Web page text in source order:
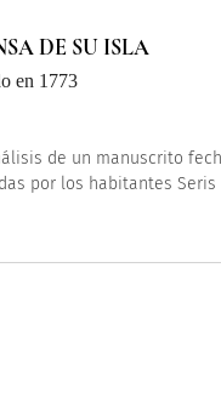
DE SU ISLA
en 1773
de un manuscrito
por los habitantes